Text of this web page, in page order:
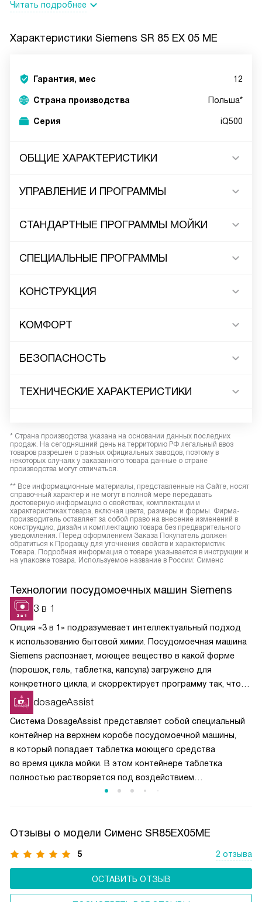
Читать подробнее
Характеристики Siemens SR 85 EX 05 ME
Гарантия, мес 12
Страна производства Польша*
Серия iQ500
ОБЩИЕ ХАРАКТЕРИСТИКИ
УПРАВЛЕНИЕ И ПРОГРАММЫ
СТАНДАРТНЫЕ ПРОГРАММЫ МОЙКИ
СПЕЦИАЛЬНЫЕ ПРОГРАММЫ
КОНСТРУКЦИЯ
КОМФОРТ
БЕЗОПАСНОСТЬ
ТЕХНИЧЕСКИЕ ХАРАКТЕРИСТИКИ
* Страна производства указана на основании данных последних
продаж. На сегодняшний день на территорию РФ легальный ввоз
товаров разрешен с разных официальных заводов, поэтому в
некоторых случаях у заказанного товара данные о стране
производства могут отличаться.
** Все информационные материалы, представленные на Сайте, носят
справочный характер и не могут в полной мере передавать
достоверную информацию о свойствах, комплектации и
характеристиках товара, включая цвета, размеры и формы. Фирма-
производитель оставляет за собой право на внесение изменений в
конструкцию, дизайн и комплектацию товара без предварительного
уведомления. Перед оформлением Заказа Покупатель должен
обратиться к Продавцу для уточнения свойств и характеристик
Товара. Подробная информация о товаре указывается в инструкции и
на упаковке товара. Используемое название в России: Сименс
Технологии посудомоечных машин Siemens
3 в 1
Опция «3 в 1» подразумевает интеллектуальный подход
к использованию бытовой химии. Посудомоечная машина
Siemens распознает, моющее вещество в какой форме
(порошок, гель, таблетка, капсула) загружено для
конкретного цикла, и скорректирует программу так, чтобы
химические вещества растворялись постепенно
и своевременно вступали в реакции.
dosageAssist
Система DosageAssist представляет собой специальный
контейнер на верхнем коробе посудомоечной машины,
в который попадает таблетка моющего средства
во время цикла мойки. В этом контейнере таблетка
полностью растворяется под воздействием
направленных струй воды, обеспечивая равномерное
может упасть на дно камеры или застрять между
DosageAssist гарантирует оптимальное растворение
и превосходное качество мытья.
Отзывы о модели Сименс SR85EX05ME
5 2 отзыва
ОСТАВИТЬ ОТЗЫВ